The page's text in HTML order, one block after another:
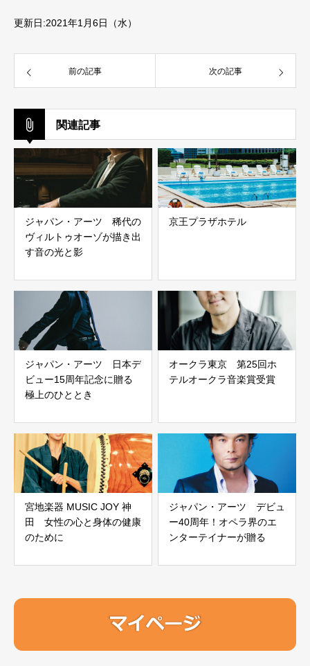
更新日:2021年1月6日（水）
前の記事 次の記事
関連記事
ジャパン・アーツ 稀代の
ヴィルトゥオーゾが描き出
す音の光と影
京王プラザホテル
ジャパン・アーツ 日本デ
ビュー15周年記念に贈る
極上のひととき
オークラ東京 第25回ホ
テルオークラ音楽賞受賞
宮地楽器 MUSIC JOY 神
田 女性の心と身体の健康
のために
ジャパン・アーツ デビュ
ー40周年！オペラ界のエ
ンターテイナーが贈る